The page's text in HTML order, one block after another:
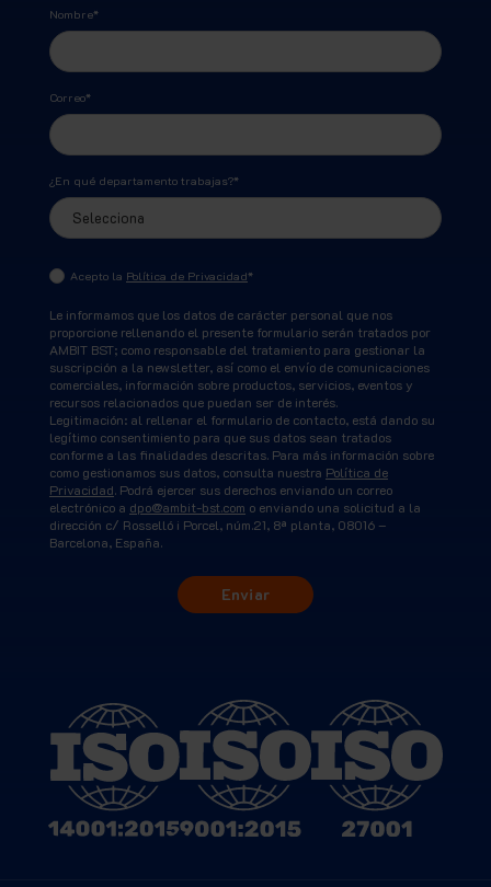
Nombre*
Correo*
¿En qué departamento trabajas?*
Acepto la Política de Privacidad*
Le informamos que los datos de carácter personal que nos
proporcione rellenando el presente formulario serán tratados por
AMBIT BST; como responsable del tratamiento para gestionar la
suscripción a la newsletter, así como el envío de comunicaciones
comerciales, información sobre productos, servicios, eventos y
recursos relacionados que puedan ser de interés.
Legitimación: al rellenar el formulario de contacto, está dando su
legítimo consentimiento para que sus datos sean tratados
conforme a las finalidades descritas. Para más información sobre
como gestionamos sus datos, consulta nuestra Política de
Privacidad. Podrá ejercer sus derechos enviando un correo
electrónico a dpo@ambit-bst.com o enviando una solicitud a la
dirección c/ Rosselló i Porcel, núm.21, 8ª planta, 08016 –
Barcelona, España.